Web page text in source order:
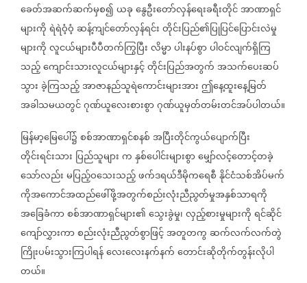
ခေတ်အဆက်ဆက်မှစ၍ယခုနွေဦးတော်လှန်ရေးခရီးတိုင်အာဏာရှင်
များကိုရဲရဲဝံ့ဝံ့ဆန့်ကျင်တော်လှန်ရင်းတိုင်းပြည်၏ပြုပြင်ပြောင်းလဲမှု
များကိုလူငယ်များပီပီတက်ကြွပြီးလိမ္မာပါးနပ်စွာပါဝင်လျက်ရှိကြ
သည့်ကျောင်းသားလူငယ်များနှင့်တိုင်းပြည်အတွက်အသက်ပေးဆပ်
သွားခဲ့ကြသည့်အာဇာနည်သူရဲကောင်းများအားဤနေ့ထူးနေ့မြတ်
အခါသမယတွင်ဂုဏ်ယူလေးစားစွာဂုဏ်ယူမှတ်တမ်းတင်အပ်ပါတယ်။
မြန်မာ့မြေပေါ်၌စစ်အာဏာရှင်စနစ်အပြီးတိုင်ကွယ်ပျောက်ပြီး
တိုင်းရင်းသား ပြည်သူများကနှစ်ပေါင်းများစွာမျှော်လင့်တောင့်တခဲ့
သော်လည်းမပြည့်ဝသေးသည့်ဖက်ဒရယ်ဒီမိုကရေစီနိုင်ငံသစ်အိပ်မက်
ကိုအ‌ကောင်အထည်ဖေါ်ဖို့အတွက်စည်းလုံးညီညွတ်မှုအနှစ်သာရကို
အခြေခံကာစစ်အာဏာရှင်များ၏သွေးခွဲမှု၊လှည့်စားမှုများကိုရင်ဆိုင်
ကျော်လွှားကာစည်းလုံးညီညွတ်စွာဖြင့်အတူတကွဆက်လက်လက်တွဲ
ကြိုးပမ်းသွားကြပါရန်လေးလေးနက်နက်တောင်းဆိုတိုက်တွန်းလိုပါ
တယ်။